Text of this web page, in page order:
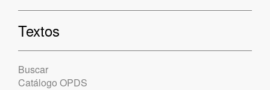
Textos
Buscar
Catálogo OPDS